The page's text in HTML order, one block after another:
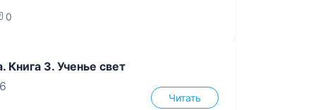
0
Книга 3. Ученье свет
Читать